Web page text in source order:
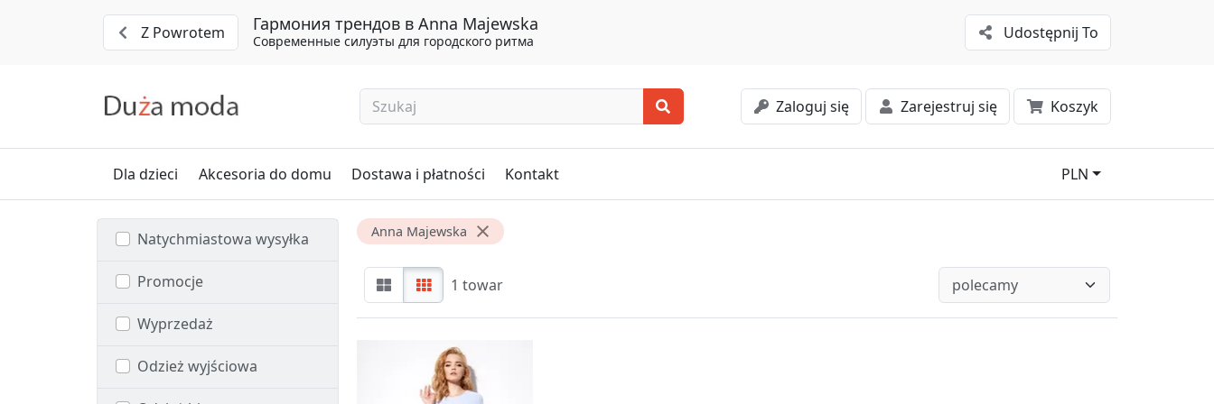
Z Powrotem Гармония трендов в Anna Majewska
Современные силуэты для городского ритма Udostępnij To
Zaloguj się Zarejestruj się Koszyk
Dla dzieci Akcesoria do domu Dostawa i płatności Kontakt PLN
Natychmiastowa wysyłka
Promocje
Wyprzedaż
Odzież wyjściowa
Anna Majewska
1 towar